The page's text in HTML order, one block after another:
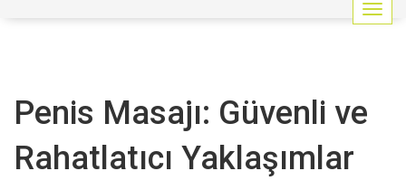
G
e
Penis Masajı: Güvenli ve
Rahatlatıcı Yaklaşımlar